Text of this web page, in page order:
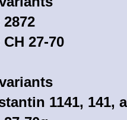
27-70
1141, 141,